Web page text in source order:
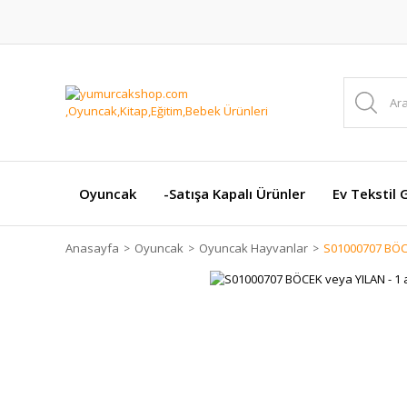
Oyuncak -Satışa Kapalı Ürünler Ev Tekstil
Anasayfa Oyuncak Oyuncak Hayvanlar S01000707